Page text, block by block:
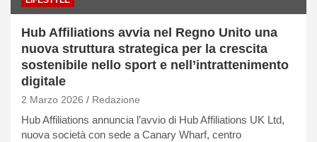
Hub Affiliations avvia nel Regno Unito una
nuova struttura strategica per la crescita
sostenibile nello sport e nell’intrattenimento
digitale
2 Marzo 2026 Redazione
Hub Affiliations annuncia l’avvio di Hub Affiliations UK Ltd,
nuova società con sede a Canary Wharf, centro